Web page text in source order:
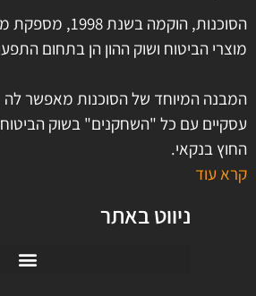
הסוכנות, הוקמה
מוצרי הביטוח ושוק ההון הן בתחום
המבנה המיוחד של הסוכנות מאפשר
עסקיים עם כל "השחקנים" בשוק הביטוח,
החוץ בנקאי.
קרא עוד
ניווט באתר